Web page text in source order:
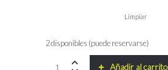
Limpiar
2 disponibles (puede reservarse)
Añadir al carrito